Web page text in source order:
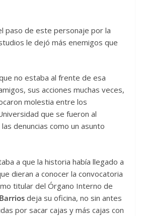
paso de este personaje por la
le dejó más enemigos que
no estaba al frente de esa
sus acciones muchas veces,
molestia entre los
que se fueron al
denuncias como un asunto
a que la historia había llegado a
dieran a conocer la convocatoria
titular del Órgano Interno de
deja su oficina, no sin antes
por sacar cajas y más cajas con